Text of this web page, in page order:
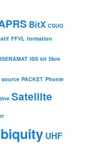
BitX CSUG
FFVL formation
ISERAMAT ISS kit libre
source PACKET Phonie
Satellite
UHF